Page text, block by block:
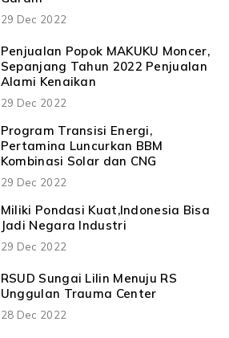
29 Dec 2022
Penjualan Popok MAKUKU Moncer,
Sepanjang Tahun 2022 Penjualan
Alami Kenaikan
29 Dec 2022
Program Transisi Energi,
Pertamina Luncurkan BBM
Kombinasi Solar dan CNG
29 Dec 2022
Miliki Pondasi Kuat,Indonesia Bisa
Jadi Negara Industri
29 Dec 2022
RSUD Sungai Lilin Menuju RS
Unggulan Trauma Center
28 Dec 2022